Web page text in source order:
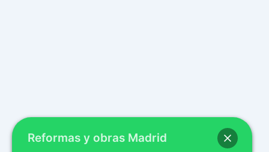
Reformas y obras Madrid